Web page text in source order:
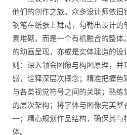
他们的创作之旅。众多设计师依旧
钢笔在纸张上舞动，勾勒出设计的
素堆砌，而是一个有机融合的整体
的动画呈现，亦或是实体建造的设
则：深入领会图像与构图原理，并
感，诠释深层次概念；精准把握色
与各类视觉符号之间的关联；熟练
的层次架构；将字体与图像完美整
一；精心规划作品结构，确保其与
体。